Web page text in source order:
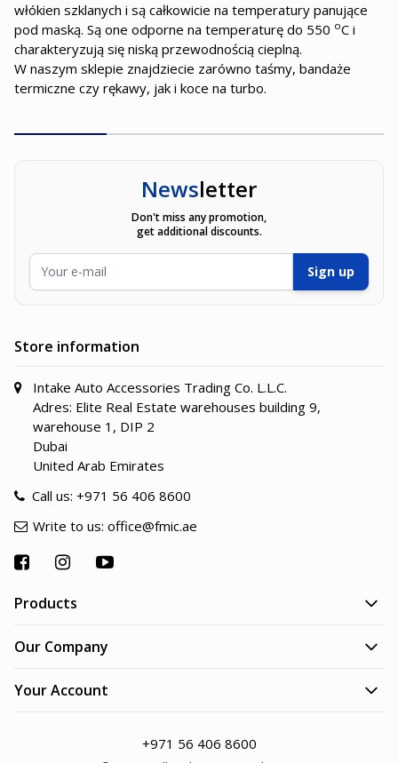
włókien szklanych i są całkowicie na temperatury panujące
pod maską. Są one odporne na temperaturę do 550 oC i
charakteryzują się niską przewodnością cieplną.
W naszym sklepie znajdziecie zarówno taśmy, bandaże
termiczne czy rękawy, jak i koce na turbo.
Newsletter
Don't miss any promotion,
get additional discounts.
Sign up
Store information
Intake Auto Accessories Trading Co. L.L.C.
Adres: Elite Real Estate warehouses building 9,
warehouse 1, DIP 2
Dubai
United Arab Emirates
Call us: +971 56 406 8600
Write to us: office@fmic.ae
Products
Our Company
Your Account
+971 56 406 8600